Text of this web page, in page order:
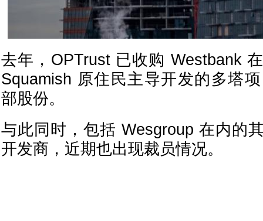
去年，OPTrust 已收购 Westbank
Squamish 原住民主导开发的多塔
部股份。
与此同时，包括 Wesgroup 在内的
开发商，近期也出现裁员情况。